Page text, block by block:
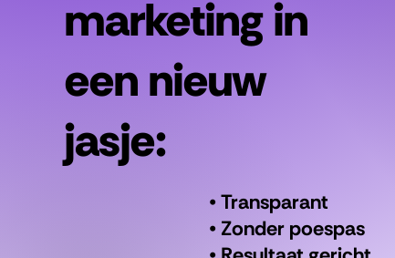
marketing in
een nieuw
jasje:
• Transparant
• Zonder poespas